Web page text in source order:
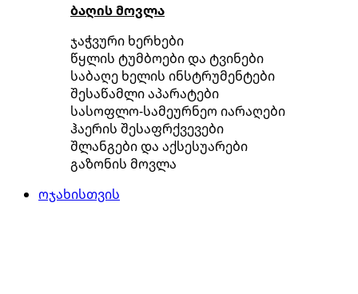
ბაღის მოვლა
ჯაჭვური ხერხები
წყლის ტუმბოები და ტვინები
საბაღე ხელის ინსტრუმენტები
შესაწამლი აპარატები
სასოფლო-სამეურნეო იარაღები
ჰაერის შესაფრქვევები
შლანგები და აქსესუარები
გაზონის მოვლა
ოჯახისთვის